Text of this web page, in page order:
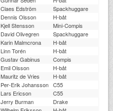
Claes Edström Spackhuggare
Dennis Olsson H-båt
Kjell Stensson Mini-Compis
David Olivegren Spackhuggare
Karin Malmcrona H-båt
Linn Torén H-båt
Gustav Gabinus Compis
Emil Olsson H-båt
Mauritz de Vries H-båt
Per-Erik Johansson C55
Lars Ericson C55
Jerry Burman Drake